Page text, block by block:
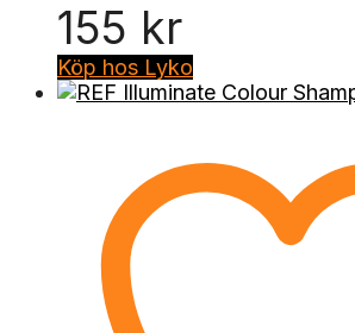
155 kr
Köp hos Lyko